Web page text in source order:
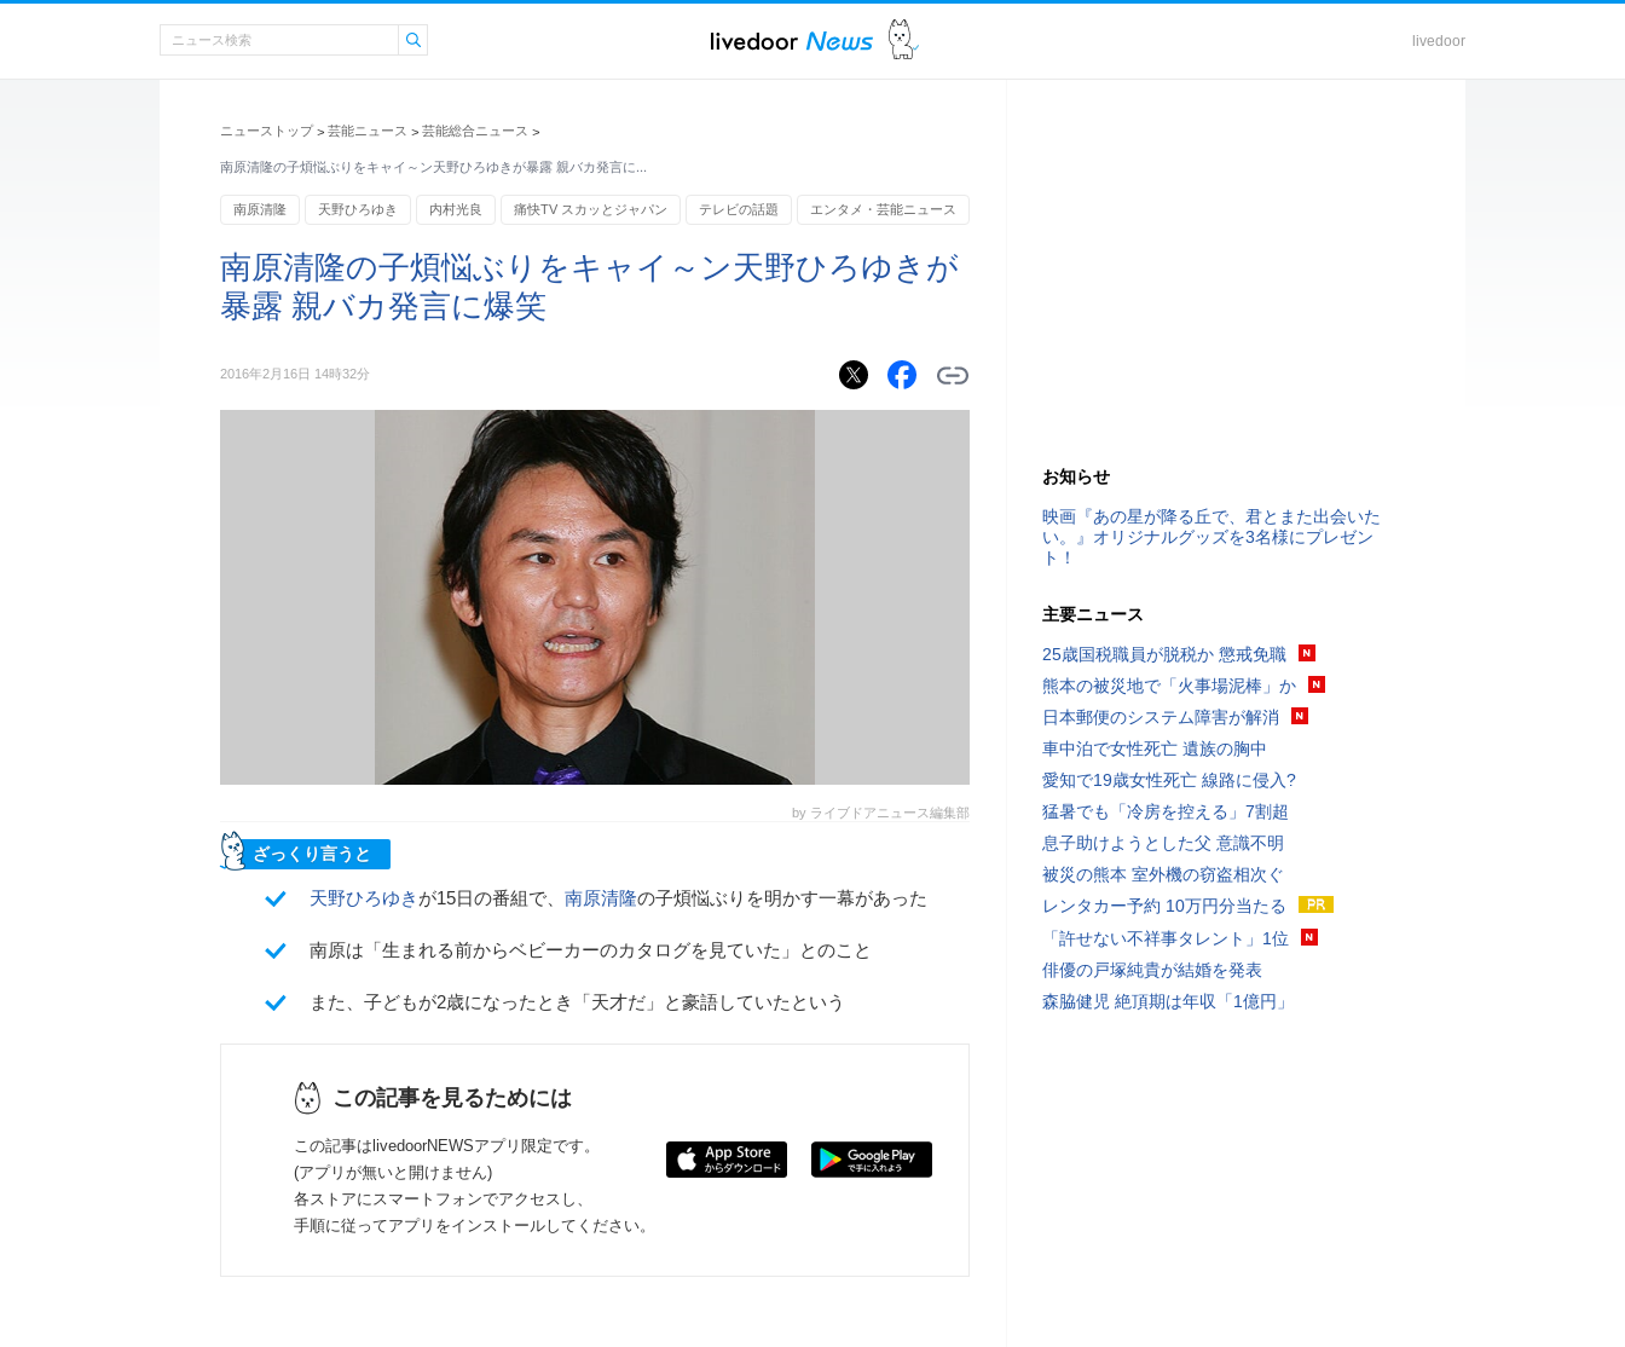
livedoor
ニューストップ > 芸能ニュース > 芸能総合ニュース >
南原清隆の子煩悩ぶりをキャイ～ン天野ひろゆきが暴露 親バカ発言に…
南原清隆 天野ひろゆき 内村光良 痛快TV スカッとジャパン テレビの話題 エンタメ・芸能ニュース
南原清隆の子煩悩ぶりをキャイ～ン天野ひろゆきが
暴露 親バカ発言に爆笑
2016年2月16日 14時32分
by ライブドアニュース編集部
ざっくり言うと
天野ひろゆき が15日の番組で、 南原清隆の子煩悩ぶりを明かす一幕があった
南原は「生まれる前からベビーカーのカタログを見ていた」とのこと
また、子どもが2歳になったとき「天才だ」と豪語していたという
この記事を見るためには
この記事はlivedoorNEWSアプリ限定です。
(アプリが無いと開けません)
各ストアにスマートフォンでアクセスし、
手順に従ってアプリをインストールしてください。
お知らせ
映画『あの星が降る丘で、君とまた出会いた
い。』オリジナルグッズを3名様にプレゼン
ト！
主要ニュース
25歳国税職員が脱税か 懲戒免職
熊本の被災地で「火事場泥棒」か
日本郵便のシステム障害が解消
車中泊で女性死亡 遺族の胸中
愛知で19歳女性死亡 線路に侵入?
猛暑でも「冷房を控える」7割超
息子助けようとした父 意識不明
被災の熊本 室外機の窃盗相次ぐ
レンタカー予約 10万円分当たる
「許せない不祥事タレント」1位
俳優の戸塚純貴が結婚を発表
森脇健児 絶頂期は年収「1億円」